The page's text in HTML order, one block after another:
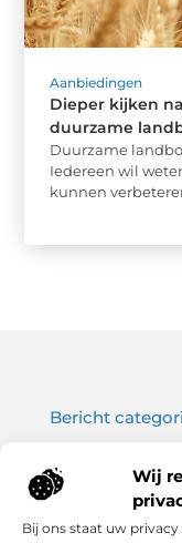
Wij
Bij ons staat uw
Aanbiedingen
Dieper kijken
duurzame
Duurzame
Iedereen wil
kunnen
Onze
Bericht